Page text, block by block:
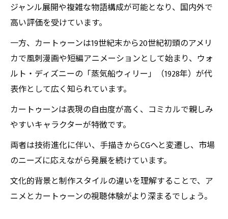
ジャンル展開や複雑な物語構成が可能となり、国内外で
高い評価を受けています。
一方、カートゥーンは19世紀末から20世紀初頭のアメリ
カで風刺漫画や短編アニメーションとして始まり、ウォ
ルト・ディズニーの「蒸気船ウィリー」（1928年）が代
表作として広く知られています。
カートゥーンは表現の自由度が高く、コミカルで親しみ
やすいキャラクターが特徴です。
両者は技術進化に伴い、手描きからCGへと変遷し、市場
のニーズに応えながら発展を続けています。
文化的背景と制作スタイルの違いを理解することで、ア
ニメとカートゥーンの視聴体験がより深まるでしょう。